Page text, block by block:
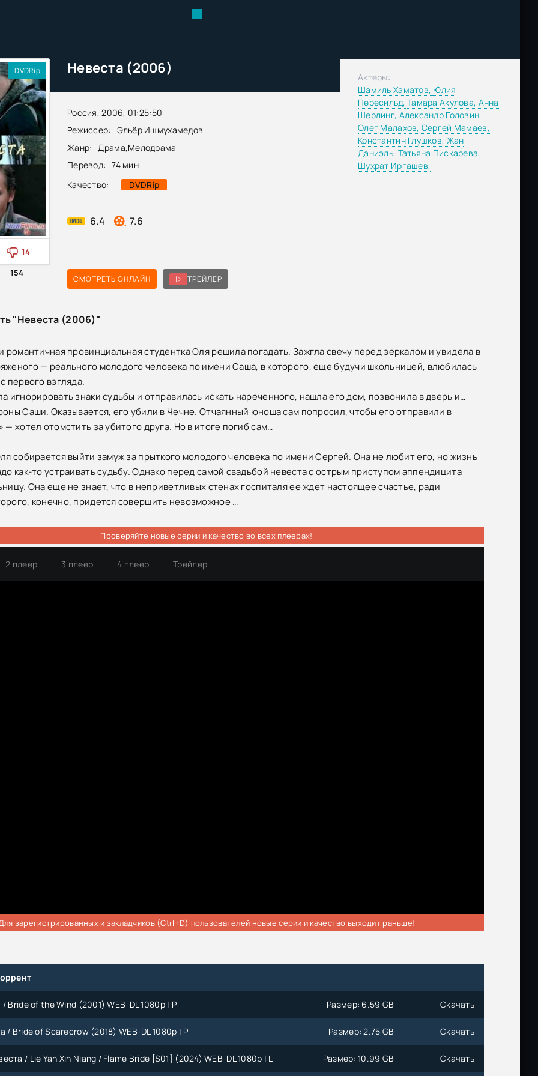
Невеста (2006)
Россия, 2006, 01:25:50
Режиссер:
Эльёр Ишмухамедов
Жанр:
Драма,Мелодрама
Перевод: 74 мин
Качество:
DVDRip
6.4 7.6
DVDRip
14
154
СМОТРЕТЬ ОНЛАЙН ТРЕЙЛЕР
Актеры:
Шамиль Хаматов, Юлия
Пересильд,Тамара Акулова, Анна
Шерлинг, Александр Головин,
Олег Малахов, Сергей Мамаев,
Константин Глушков, Жан
Даниэль, Татьяна Пискарева,
Шухрат Иргашев,
"Невеста (2006)"
романтичная провинциальная студентка Оля решила погадать. Зажгла свечу перед зеркалом и увидела в
— реального молодого человека по имени Саша, в которого, еще будучи школьницей, влюбилась
первого взгляда.
игнорировать знаки судьбы и отправилась искать нареченного, нашла его дом, позвонила в дверь и…
Саши. Оказывается, его убили в Чечне. Отчаянный юноша сам попросил, чтобы его отправили в
— хотел отомстить за убитого друга. Но в итоге погиб сам…
собирается выйти замуж за прыткого молодого человека по имени Сергей. Она не любит его, но жизнь
как-то устраивать судьбу. Однако перед самой свадьбой невеста с острым приступом аппендицита
Она еще не знает, что в неприветливых стенах госпиталя ее ждет настоящее счастье, ради
конечно, придется совершить невозможное …
Проверяйте новые серии и качество во всех плеерах!
2 плеер 3 плеер 4 плеер Трейлер
зарегистрированных и закладчиков (Ctrl+D) пользователей новые серии и качество выходит раньше!
Bride of the Wind (2001) WEB-DL 1080p | P Размер: 6.59 GB Скачать
/ Bride of Scarecrow (2018) WEB-DL 1080p | P Размер: 2.75 GB Скачать
/ Lie Yan Xin Niang / Flame Bride [S01] (2024) WEB-DL 1080p | L Размер: 10.99 GB Скачать